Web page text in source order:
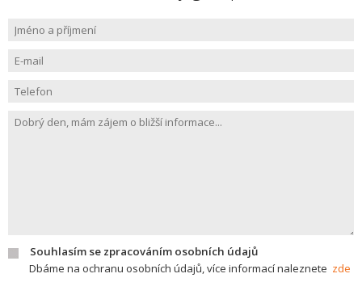
Souhlasím se zpracováním osobních údajů
Dbáme na ochranu osobních údajů, více informací naleznete zde